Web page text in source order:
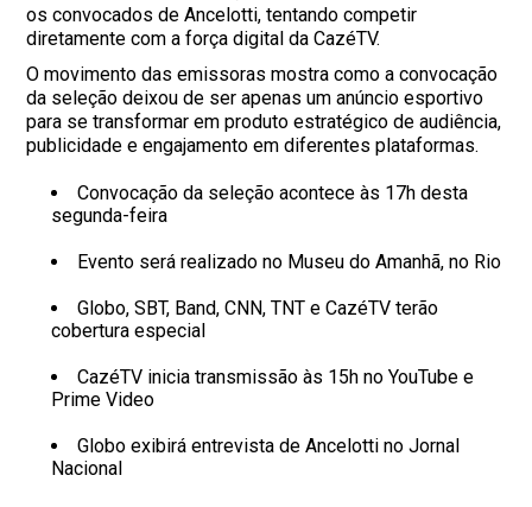
os convocados de Ancelotti, tentando competir
diretamente com a força digital da CazéTV.
O movimento das emissoras mostra como a convocação
da seleção deixou de ser apenas um anúncio esportivo
para se transformar em produto estratégico de audiência,
publicidade e engajamento em diferentes plataformas.
Convocação da seleção acontece às 17h desta
segunda-feira
Evento será realizado no Museu do Amanhã, no Rio
Globo, SBT, Band, CNN, TNT e CazéTV terão
cobertura especial
CazéTV inicia transmissão às 15h no YouTube e
Prime Video
Globo exibirá entrevista de Ancelotti no Jornal
Nacional